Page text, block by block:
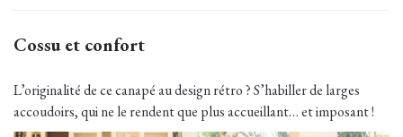
Cossu et confort
L’originalité de ce canapé au design rétro ? S’habiller de larges
accoudoirs, qui ne le rendent que plus accueillant… et imposant !